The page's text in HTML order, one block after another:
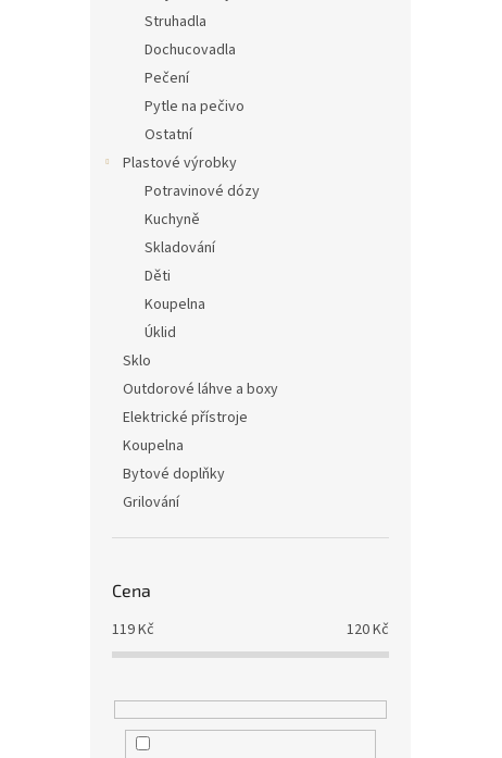
Struhadla
Dochucovadla
Pečení
Pytle na pečivo
Ostatní
Plastové výrobky
Potravinové dózy
Kuchyně
Skladování
Děti
Koupelna
Úklid
Sklo
Outdorové láhve a boxy
Elektrické přístroje
Koupelna
Bytové doplňky
Grilování
Cena
119Kč 120Kč